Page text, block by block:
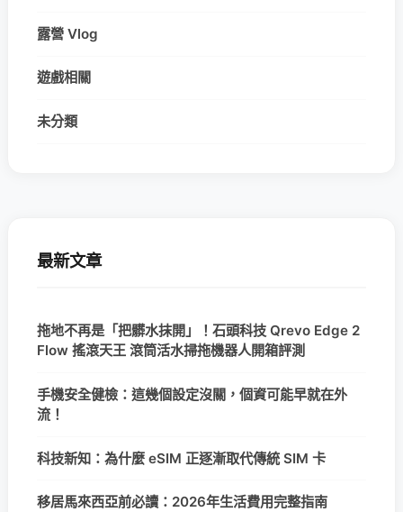
露營 Vlog
遊戲相關
未分類
最新文章
拖地不再是「把髒水抹開」！石頭科技 Qrevo Edge 2
Flow 搖滾天王 滾筒活水掃拖機器人開箱評測
手機安全健檢：這幾個設定沒關，個資可能早就在外
流！
科技新知：為什麼 eSIM 正逐漸取代傳統 SIM 卡
移居馬來西亞前必讀：2026年生活費用完整指南